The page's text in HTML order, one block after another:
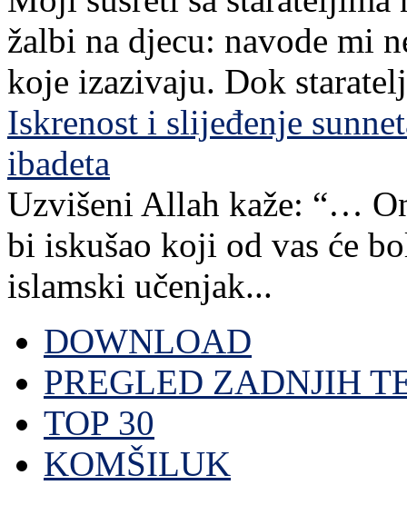
žalbi na djecu: navode mi
koje izazivaju. Dok
Iskrenost i slijeđenje
ibadeta
Uzvišeni Allah kaže: “…
bi iskušao koji od vas će
islamski učenjak...
DOWNLOAD
PREGLED ZADNJIH
TOP 30
KOMŠILUK